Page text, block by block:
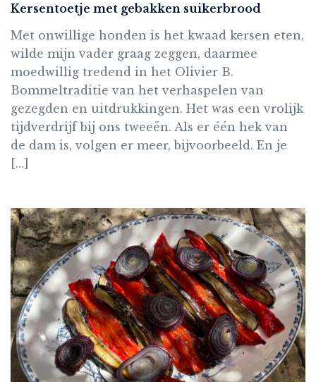
Kersentoetje met gebakken suikerbrood
Met onwillige honden is het kwaad kersen eten,
wilde mijn vader graag zeggen, daarmee
moedwillig tredend in het Olivier B.
Bommeltraditie van het verhaspelen van
gezegden en uitdrukkingen. Het was een vrolijk
tijdverdrijf bij ons tweeën. Als er één hek van
de dam is, volgen er meer, bijvoorbeeld. En je
[…]